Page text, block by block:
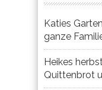
Katies
ganze
Heikes
Quittenbrot